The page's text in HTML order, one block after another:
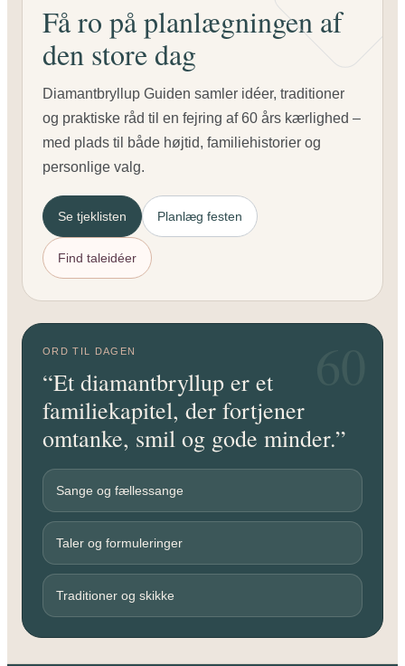
Få ro på planlægningen af
den store dag
Diamantbryllup Guiden samler idéer, traditioner
og praktiske råd til en fejring af 60 års kærlighed –
med plads til både højtid, familiehistorier og
personlige valg.
Se tjeklisten Planlæg festen
Find taleidéer
ORD TIL DAGEN
“Et diamantbryllup er et
familiekapitel, der fortjener
omtanke, smil og gode minder.”
Sange og fællessange
Taler og formuleringer
Traditioner og skikke